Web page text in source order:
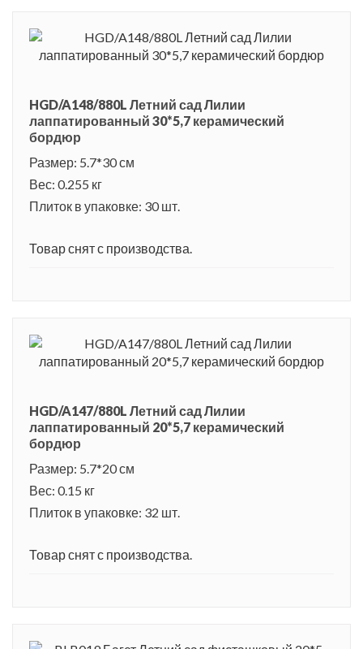
HGD/A148/880L Летний сад Лилии
лаппатированный 30*5,7 керамический
бордюр
Размер: 5.7*30 см
Вес: 0.255 кг
Плиток в упаковке: 30 шт.
Товар снят с производства.
HGD/A147/880L Летний сад Лилии
лаппатированный 20*5,7 керамический
бордюр
Размер: 5.7*20 см
Вес: 0.15 кг
Плиток в упаковке: 32 шт.
Товар снят с производства.